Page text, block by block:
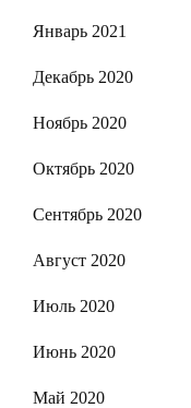
Январь 2021
Декабрь 2020
Ноябрь 2020
Октябрь 2020
Сентябрь 2020
Август 2020
Июль 2020
Июнь 2020
Май 2020